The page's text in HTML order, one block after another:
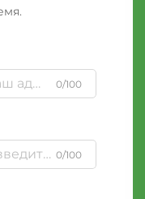
0/100
0/100